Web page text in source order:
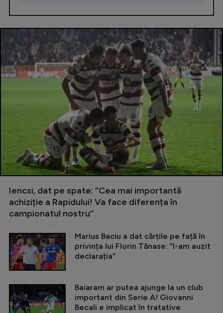
Iencsi, dat pe spate: ”Cea mai importantă
achiziție a Rapidului! Va face diferența în
campionatul nostru”
Marius Baciu a dat cărțile pe față în
privința lui Florin Tănase: ”I-am auzit
declarația”
Baiaram ar putea ajunge la un club
important din Serie A! Giovanni
Becali e implicat în tratative